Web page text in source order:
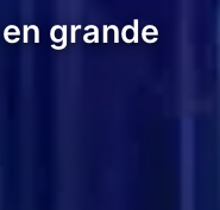
grande